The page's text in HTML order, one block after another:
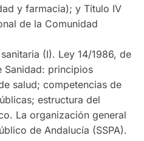
y farmacia); y Título IV
de la Comunidad
(I). Ley 14/1986, de
Sanidad: principios
salud; competencias de
estructura del
La organización general
de Andalucía (SSPA).